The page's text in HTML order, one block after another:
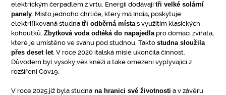
elektrickým čerpadlem z vrtu. Energii dodávajítři velké solární
panely. Místo jednoho chrliče, který má India, poskytuje
elektrifikovaná studnatři odběrná místas využitím klasických
kohoutků.Zbytková voda odtéká do napajedlapro domácí zvířata,
které je umístěno ve svahu pod studnou. Taktostudna sloužila
přes deset let. V roce 2020 italská misie ukončila činnost.
Důvodem byl vysoký věk kněží a také omezení vyplývající z
rozšíření Cov19.
V roce 2025 již byla studna na hranici svéživotnosti a v závěru